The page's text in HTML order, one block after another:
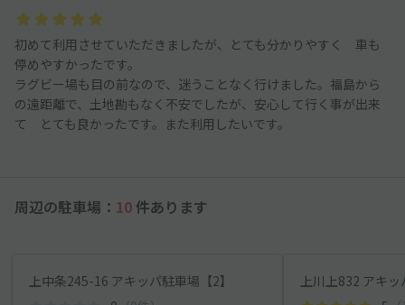
初めて利用させていただきましたが、とても分かりやすく 車も
停めやすかったです。
ラグビー場も目の前なので、迷うことなく行けました。福島から
の遠距離で、土地勘もなく不安でしたが、安心して行く事が出来
て とても良かったです。また利用したいです。
周辺の駐車場： 10 件あります
上中条245-16 アキッパ駐車場【2】
上川上832 アキ